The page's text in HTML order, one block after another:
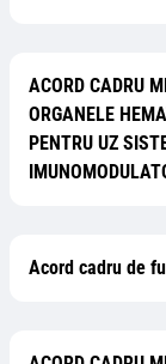
ACORD CADRU
ORGANELE
PENTRU UZ
Acord cadru de